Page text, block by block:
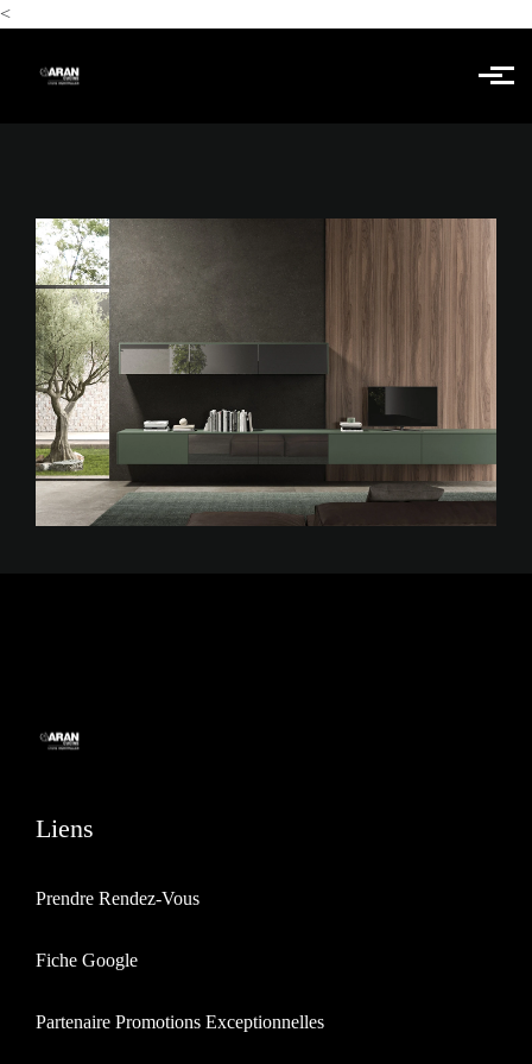
<
Liens
Prendre Rendez-Vous
Fiche Google
Partenaire Promotions Exceptionnelles